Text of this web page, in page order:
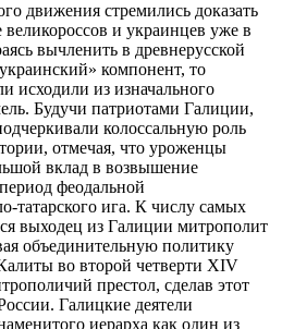
движения стремились доказать
великороссов и украинцев уже в
вычленить в древнерусской
компонент, то
исходили из изначального
Будучи патриотами Галиции,
колоссальную роль
отмечая, что уроженцы
вклад в возвышение
феодальной
татарского ига. К числу самых
выходец из Галиции митрополит
объединительную политику
во второй четверти XIV
престол, сделав этот
Галицкие деятели
иерарха как один из